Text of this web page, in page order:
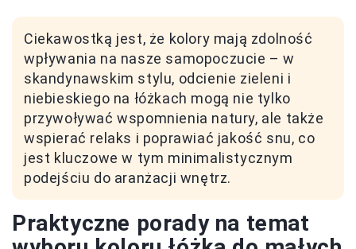
Ciekawostką jest, że kolory mają zdolność
wpływania na nasze samopoczucie – w
skandynawskim stylu, odcienie zieleni i
niebieskiego na łóżkach mogą nie tylko
przywoływać wspomnienia natury, ale także
wspierać relaks i poprawiać jakość snu, co
jest kluczowe w tym minimalistycznym
podejściu do aranżacji wnętrz.
Praktyczne porady na temat